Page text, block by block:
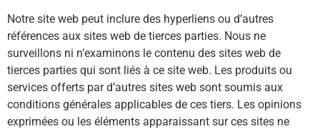
Notre site web peut inclure des hyperliens ou d’autres
références aux sites web de tierces parties. Nous ne
surveillons ni n’examinons le contenu des sites web de
tierces parties qui sont liés à ce site web. Les produits ou
services offerts par d’autres sites web sont soumis aux
conditions générales applicables de ces tiers. Les opinions
exprimées ou les éléments apparaissant sur ces sites ne